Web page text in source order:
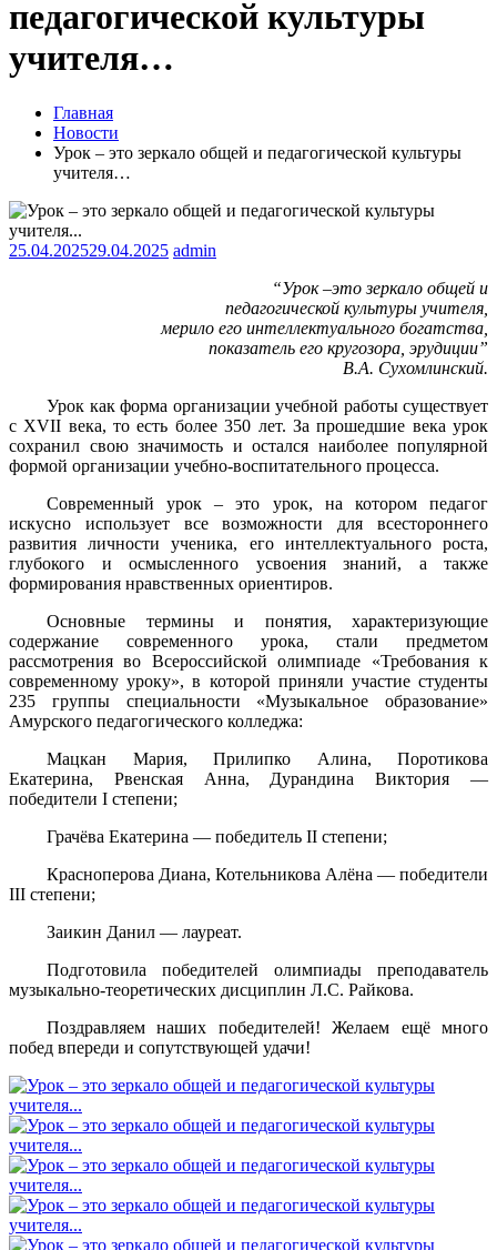
педагогической культуры
учителя…
Главная
Новости
Урок – это зеркало общей и педагогической культуры
учителя…
25.04.202529.04.2025 admin
“Урок –это зеркало общей и
педагогической культуры учителя,
мерило его интеллектуального богатства,
показатель его кругозора, эрудиции”
В.А. Сухомлинский.
Урок как форма организации учебной работы существует
с XVII века, то есть более 350 лет. За прошедшие века урок
сохранил свою значимость и остался наиболее популярной
формой организации учебно-воспитательного процесса.
Современный урок – это урок, на котором педагог
искусно использует все возможности для всестороннего
развития личности ученика, его интеллектуального роста,
глубокого и осмысленного усвоения знаний, а также
формирования нравственных ориентиров.
Основные термины и понятия, характеризующие
содержание современного урока, стали предметом
рассмотрения во Всероссийской олимпиаде «Требования к
современному уроку», в которой приняли участие студенты
235 группы специальности «Музыкальное образование»
Амурского педагогического колледжа:
Мацкан Мария, Прилипко Алина, Поротикова
Екатерина, Рвенская Анна, Дурандина Виктория —
победители I степени;
Грачёва Екатерина — победитель II степени;
Красноперова Диана, Котельникова Алёна — победители
III степени;
Заикин Данил — лауреат.
Подготовила победителей олимпиады преподаватель
музыкально-теоретических дисциплин Л.С. Райкова.
Поздравляем наших победителей! Желаем ещё много
побед впереди и сопутствующей удачи!